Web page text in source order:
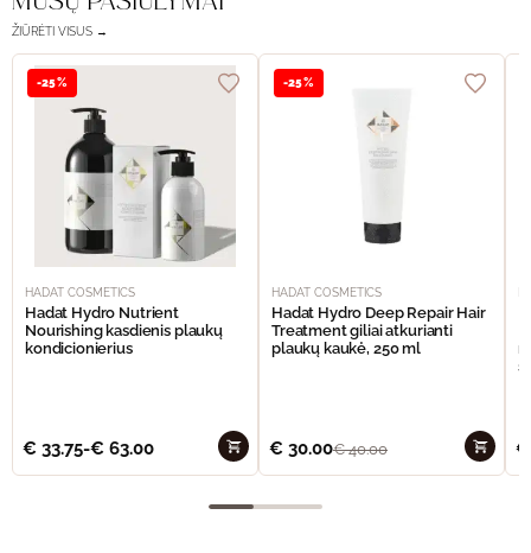
ŽIŪRĖTI VISUS →
-25%
HADAT COSMETICS
Hadat Hydro Nutrient
Nourishing kasdienis plaukų
kondicionierius
€ 33.75-€ 63.00
-25%
HADAT COSMETICS
Hadat Hydro Deep Repair Hair
Treatment giliai atkurianti
plaukų kaukė, 250 ml
€ 30.00€40.00 €